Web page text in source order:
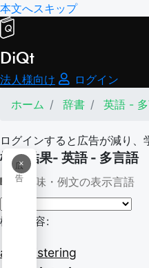
本文へスキップ
DiQt
法人様向け
ログイン
ホーム
辞書 英語 -
ログインすると広告が減り、
×
広
告
検索結果- 英語 - 多言語
意味・例文の表示言語
検索内容:
administering